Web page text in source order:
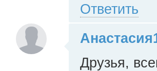
Ответить
Друзья,